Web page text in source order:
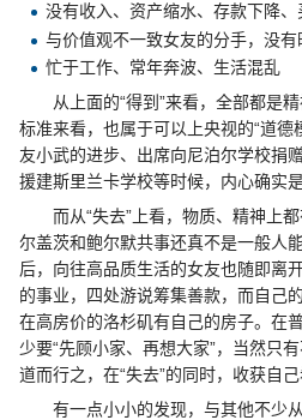
没有收入、资产缩水、存款下降、
与价值观不一致女友的分手，没有
忙于工作、常年奔波、生活混乱
从上面的“得到”来看，全部都是精
标准来看，也属于可以上央视的“道德
友小武的进步、出席向尼泊尔学校捐
援建斯里兰卡学校等时候，内心确实
而从“失去”上看，物质、精神上都
尔盖茨和鲍尔默共事还真不是一般人
后，向往高品质生活的女友也随即离
的事业，四处游说筹集善款，而自己
在高房价的洛杉矶有自己的房子。在
少要“先顾小家、再想大家”，当然只
道而行之，在“失去”的同时，收获自己
有一点小小的发现，与其他不少从